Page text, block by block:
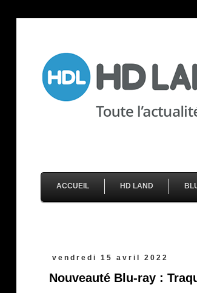
ACCUEIL HD LAND
vendredi 15 avril 2022
Nouveauté Blu-ray :